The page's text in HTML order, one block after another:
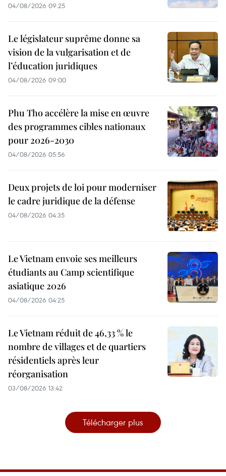
04/08/2026 09:25
Le législateur suprême donne sa
vision de la vulgarisation et de
l’éducation juridiques
04/08/2026 09:00
Phu Tho accélère la mise en œuvre
des programmes cibles nationaux
pour 2026-2030
04/08/2026 05:56
Deux projets de loi pour moderniser
le cadre juridique de la défense
04/08/2026 04:35
Le Vietnam envoie ses meilleurs
étudiants au Camp scientifique
asiatique 2026
04/08/2026 04:25
Le Vietnam réduit de 46,33 % le
nombre de villages et de quartiers
résidentiels après leur
réorganisation
03/08/2026 13:42
Télécharger plus